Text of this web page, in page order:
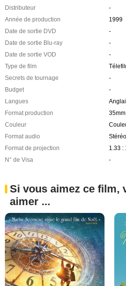
Distributeur
-
Année de production
1999
Date de sortie DVD
-
Date de sortie Blu-ray
-
Date de sortie VOD
-
Type de film
Secrets de tournage
-
Budget
-
Langues
Format production
35mm
Couleur
Format audio
Stéréo
Format de projection
1.33 :
N° de Visa
-
Si vous aimez ce film,
aimer ...